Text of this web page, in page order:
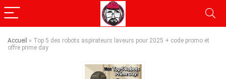
Accueil » Top 5 des robots aspirateurs laveurs pour 2025 + code promo et
offre prime day